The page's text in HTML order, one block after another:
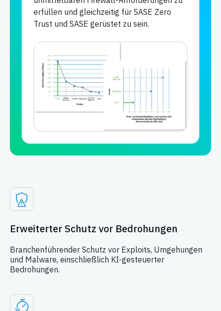
erfüllen und gleichzeitig für SASE Zero
Trust und SASE gerüstet zu sein.
Erweiterter Schutz vor Bedrohungen
Branchenführender Schutz vor Exploits, Umgehungen
und Malware, einschließlich KI-gesteuerter
Bedrohungen.